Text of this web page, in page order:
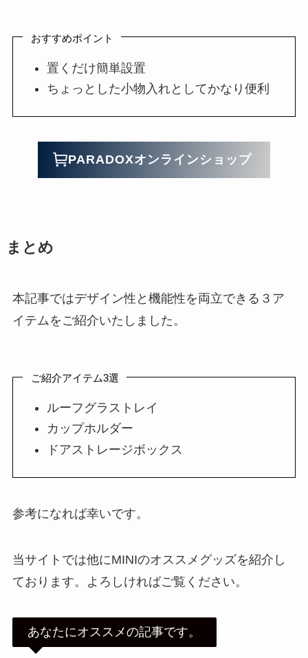
おすすめポイント
置くだけ簡単設置
ちょっとした小物入れとしてかなり便利
PARADOXオンラインショップ
まとめ
本記事ではデザイン性と機能性を両立できる３ア
イテムをご紹介いたしました。
ご紹介アイテム3選
ルーフグラストレイ
カップホルダー
ドアストレージボックス
参考になれば幸いです。
当サイトでは他にMINIのオススメグッズを紹介し
ております。よろしければご覧ください。
あなたにオススメの記事です。